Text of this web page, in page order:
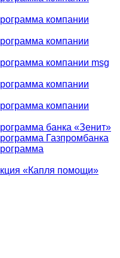
компании
компании
компании msg
компании
компании
банка «Зенит»
Газпромбанка
«Капля помощи»